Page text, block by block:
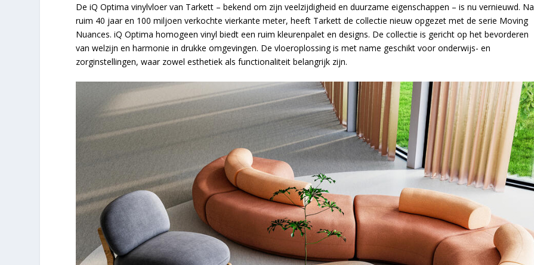
De iQ Optima vinylvloer van Tarkett – bekend om zijn veelzijdigheid en duurzame eigenschappen – is nu vernieuwd. Na
ruim 40 jaar en 100 miljoen verkochte vierkante meter, heeft Tarkett de collectie nieuw opgezet met de serie Moving
Nuances. iQ Optima homogeen vinyl biedt een ruim kleurenpalet en designs. De collectie is gericht op het bevorderen
van welzijn en harmonie in drukke omgevingen. De vloeroplossing is met name geschikt voor onderwijs- en
zorginstellingen, waar zowel esthetiek als functionaliteit belangrijk zijn.